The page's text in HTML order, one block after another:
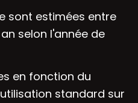
sont estimées entre
selon l'année de
en fonction du
standard sur